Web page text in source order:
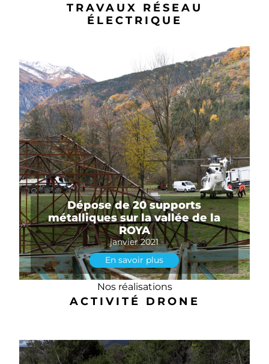
TRAVAUX RÉSEAU
ÉLECTRIQUE
Dépose de 20 supports
métalliques sur la vallée de la
ROYA
janvier 2021
En savoir plus
Nos réalisations
ACTIVITÉ DRONE